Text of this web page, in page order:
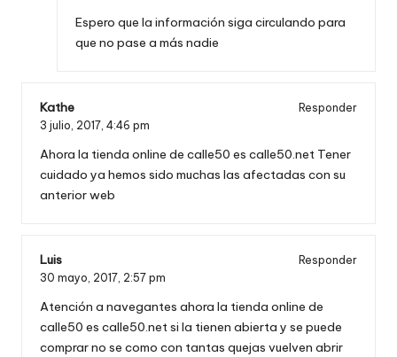
Espero que la información siga circulando para
que no pase a más nadie
Kathe
Responder
3 julio, 2017, 4:46 pm
Ahora la tienda online de calle50 es calle50.net Tener
cuidado ya hemos sido muchas las afectadas con su
anterior web
Luis
Responder
30 mayo, 2017, 2:57 pm
Atención a navegantes ahora la tienda online de
calle50 es calle50.net si la tienen abierta y se puede
comprar no se como con tantas quejas vuelven abrir